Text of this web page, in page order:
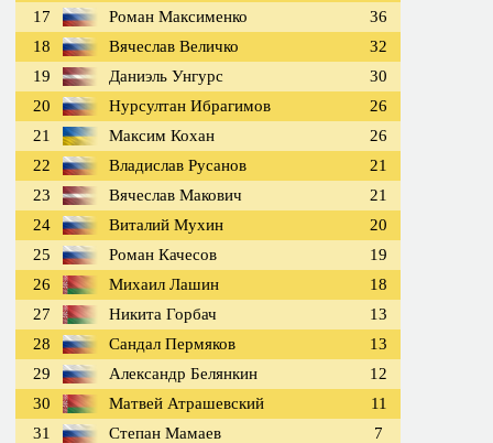
17 Роман Максименко
36
18
Вячеслав Величко
32
19
Даниэль Унгурс
30
20
Нурсултан Ибрагимов
26
21
Максим Кохан
26
22
Владислав Русанов
21
23
Вячеслав Макович
21
24
Виталий Мухин
20
25
Роман Качесов
19
26
Михаил Лашин
18
27
Никита Горбач
13
28
Сандал Пермяков
13
29
Александр Белянкин
12
30
Матвей Атрашевский
11
31
Степан Мамаев
7